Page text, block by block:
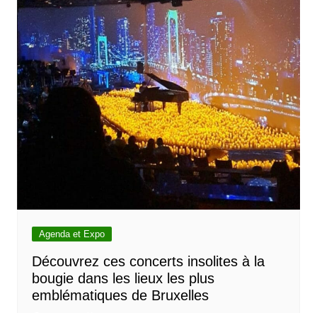
Agenda et Expo
Découvrez ces concerts insolites à la
bougie dans les lieux les plus
emblématiques de Bruxelles